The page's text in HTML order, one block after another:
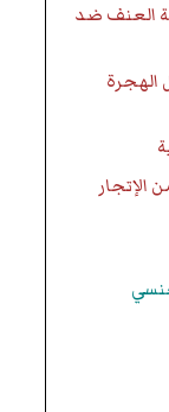
العنف ضد
الهجرة
الإتجار